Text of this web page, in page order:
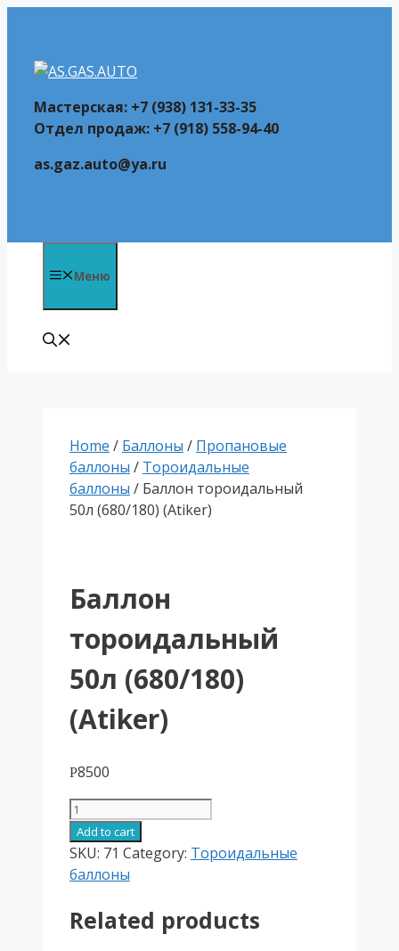
содержимому
Мастерская: +7 (938) 131-33-35
Отдел продаж: +7 (918) 558-94-40
as.gaz.auto@ya.ru
Меню
Home / Баллоны / Пропановые
баллоны / Тороидальные
баллоны / Баллон тороидальный
50л (680/180) (Atiker)
Баллон
тороидальный
50л (680/180)
(Atiker)
Р8500
Баллон
тороидальный
50л
(680/180)
quantity
Add to cart
SKU: 71 Category: Тороидальные
баллоны
Related products